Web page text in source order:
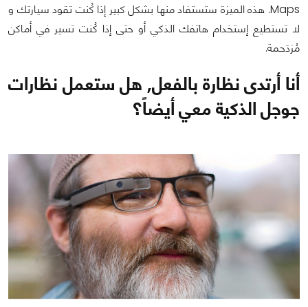
Maps. هذه الميزة ستستفاد منها بشكل كبير إذا كُنت تقود سيارتك و
لا تستطيع إستخدام هاتفك الذكي أو حتى إذا كُنت تسير في أماكن
مُزدَحمة.
أنا أرتدى نظارة بالفعل, هل ستعمل نظارات
جوجل الذكية معي أيضاً؟